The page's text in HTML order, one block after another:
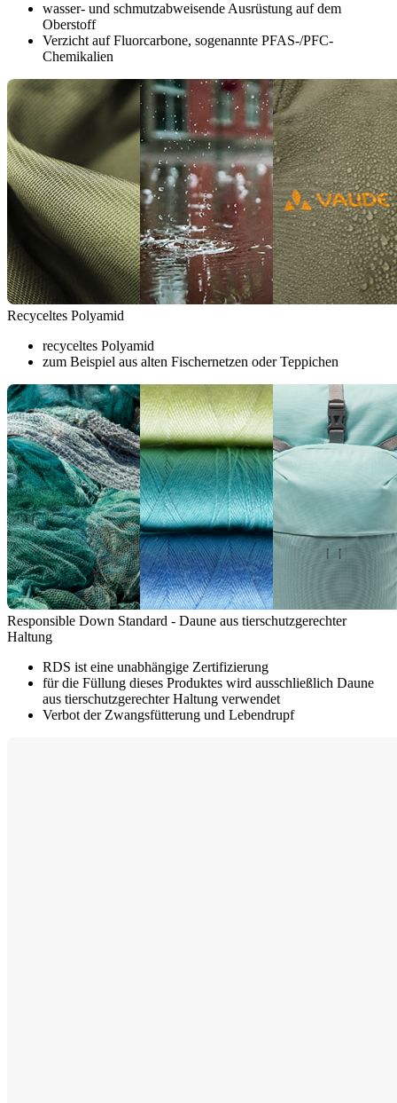
wasser- und schmutzabweisende Ausrüstung auf dem
Oberstoff
Verzicht auf Fluorcarbone, sogenannte PFAS-/PFC-
Chemikalien
Recyceltes Polyamid
recyceltes Polyamid
zum Beispiel aus alten Fischernetzen oder Teppichen
Responsible Down Standard - Daune aus tierschutzgerechter
Haltung
RDS ist eine unabhängige Zertifizierung
für die Füllung dieses Produktes wird ausschließlich Daune
aus tierschutzgerechter Haltung verwendet
Verbot der Zwangsfütterung und Lebendrupf